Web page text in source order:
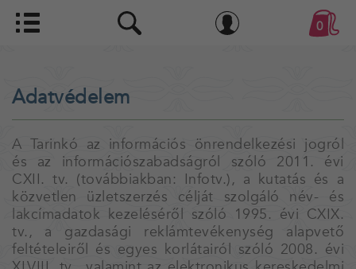
0
Adatvédelem
A Tarinkó az információs önrendelkezési jogról
és az információszabadságról szóló 2011. évi
CXII. tv. (továbbiakban: Infotv.), a kutatás és a
közvetlen üzletszerzés célját szolgáló név- és
lakcímadatok kezeléséről szóló 1995. évi CXIX.
tv., a gazdasági reklámtevékenység alapvető
feltételeiről és egyes korlátairól szóló 2008. évi